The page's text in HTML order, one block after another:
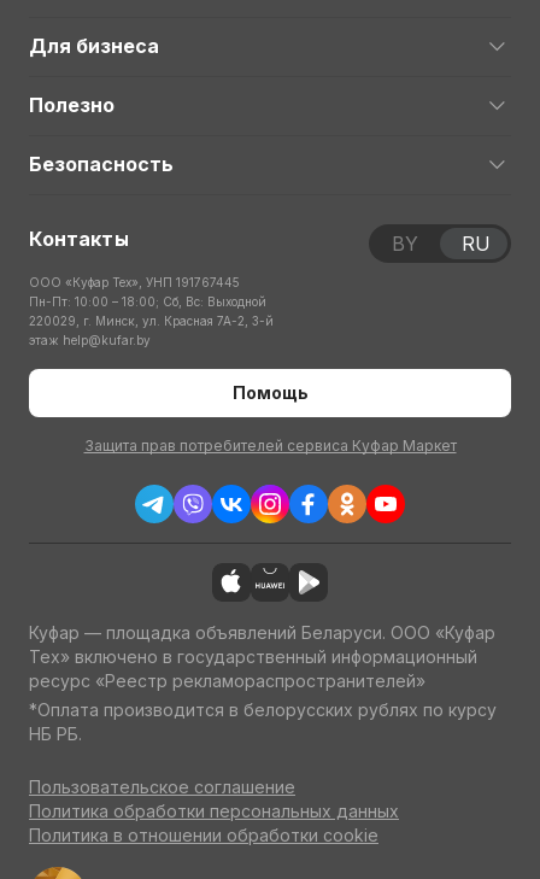
Для бизнеса
Полезно
Безопасность
Контакты
ООО «Куфар Тех», УНП 191767445
Пн-Пт: 10:00 – 18:00; Сб, Вс: Выходной
220029, г. Минск, ул. Красная 7А-2, 3-й
этаж help@kufar.by
Помощь
Защита прав потребителей сервиса Куфар Маркет
BY RU
Куфар — площадка объявлений Беларуси. ООО «Куфар
Тех» включено в государственный информационный
ресурс «Реестр рекламораспространителей»
*Оплата производится в белорусских рублях по курсу
НБ РБ.
Пользовательское соглашение
Политика обработки персональных данных
Политика в отношении обработки cookie